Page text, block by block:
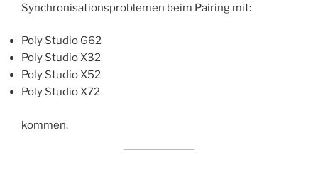
Synchronisationsproblemen beim Pairing mit:
Poly Studio G62
Poly Studio X32
Poly Studio X52
Poly Studio X72
kommen.